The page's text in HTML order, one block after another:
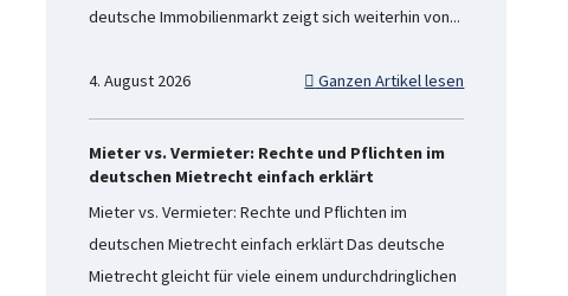
deutsche Immobilienmarkt zeigt sich weiterhin von...
4. August 2026 Ganzen Artikel lesen
Mieter vs. Vermieter: Rechte und Pflichten im
deutschen Mietrecht einfach erklärt
Mieter vs. Vermieter: Rechte und Pflichten im
deutschen Mietrecht einfach erklärt Das deutsche
Mietrecht gleicht für viele einem undurchdringlichen